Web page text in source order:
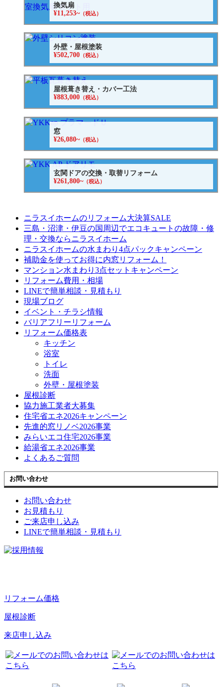
換気扇
¥11,253~（税込）
外壁・屋根塗装
¥502,700 （税込）
屋根葺き替え・カバー工法
¥883,000 （税込）
窓
¥26,080~（税込）
玄関ドアの交換・取替リフォーム
¥261,800~（税込）
ニラスイホームのリフォーム大決算SALE
三島・沼津・伊豆の国周辺でエコキュートの故障・修
理・交換ならニラスイホーム
ニラスイホームの水まわり4点パックキャンペーン
補助金を使ってお得に内窓リフォーム！
マンション水まわり3点セットキャンペーン
リフォーム費用・相場
LINEで簡単相談・見積もり
現場ブログ
イベント・チラシ情報
バリアフリーリフォーム
リフォーム価格表
キッチン
浴室
トイレ
洗面
外壁・屋根塗装
屋根診断
協力施工業者大募集
住宅省エネ2026キャンペーン
先進的窓リノベ2026事業
みらいエコ住宅2026事業
給湯省エネ2026事業
よくあるご質問
お問い合わせ
お問い合わせ
お見積もり
ご来店申し込み
LINEで簡単相談・見積もり
リフォーム価格
屋根診断
来店申し込み